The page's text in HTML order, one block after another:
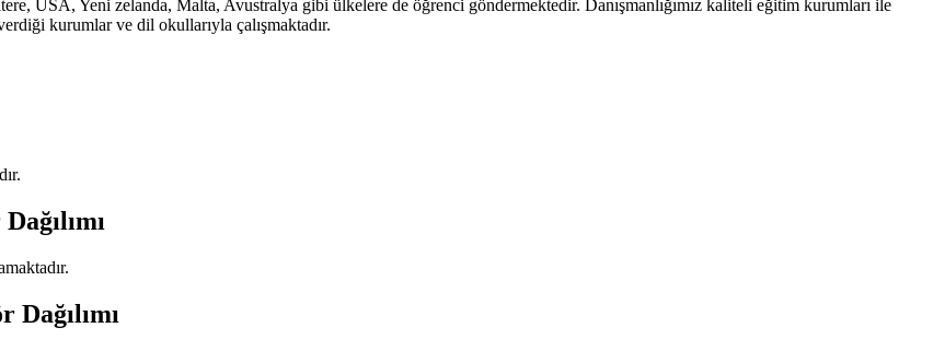
USA, Yeni zelanda, Malta, Avustralya gibi ülkelere de öğrenci göndermektedir. Danışmanlığımız kaliteli eğitim kurumları ile
kurumlar ve dil okullarıyla çalışmaktadır.
Dağılımı